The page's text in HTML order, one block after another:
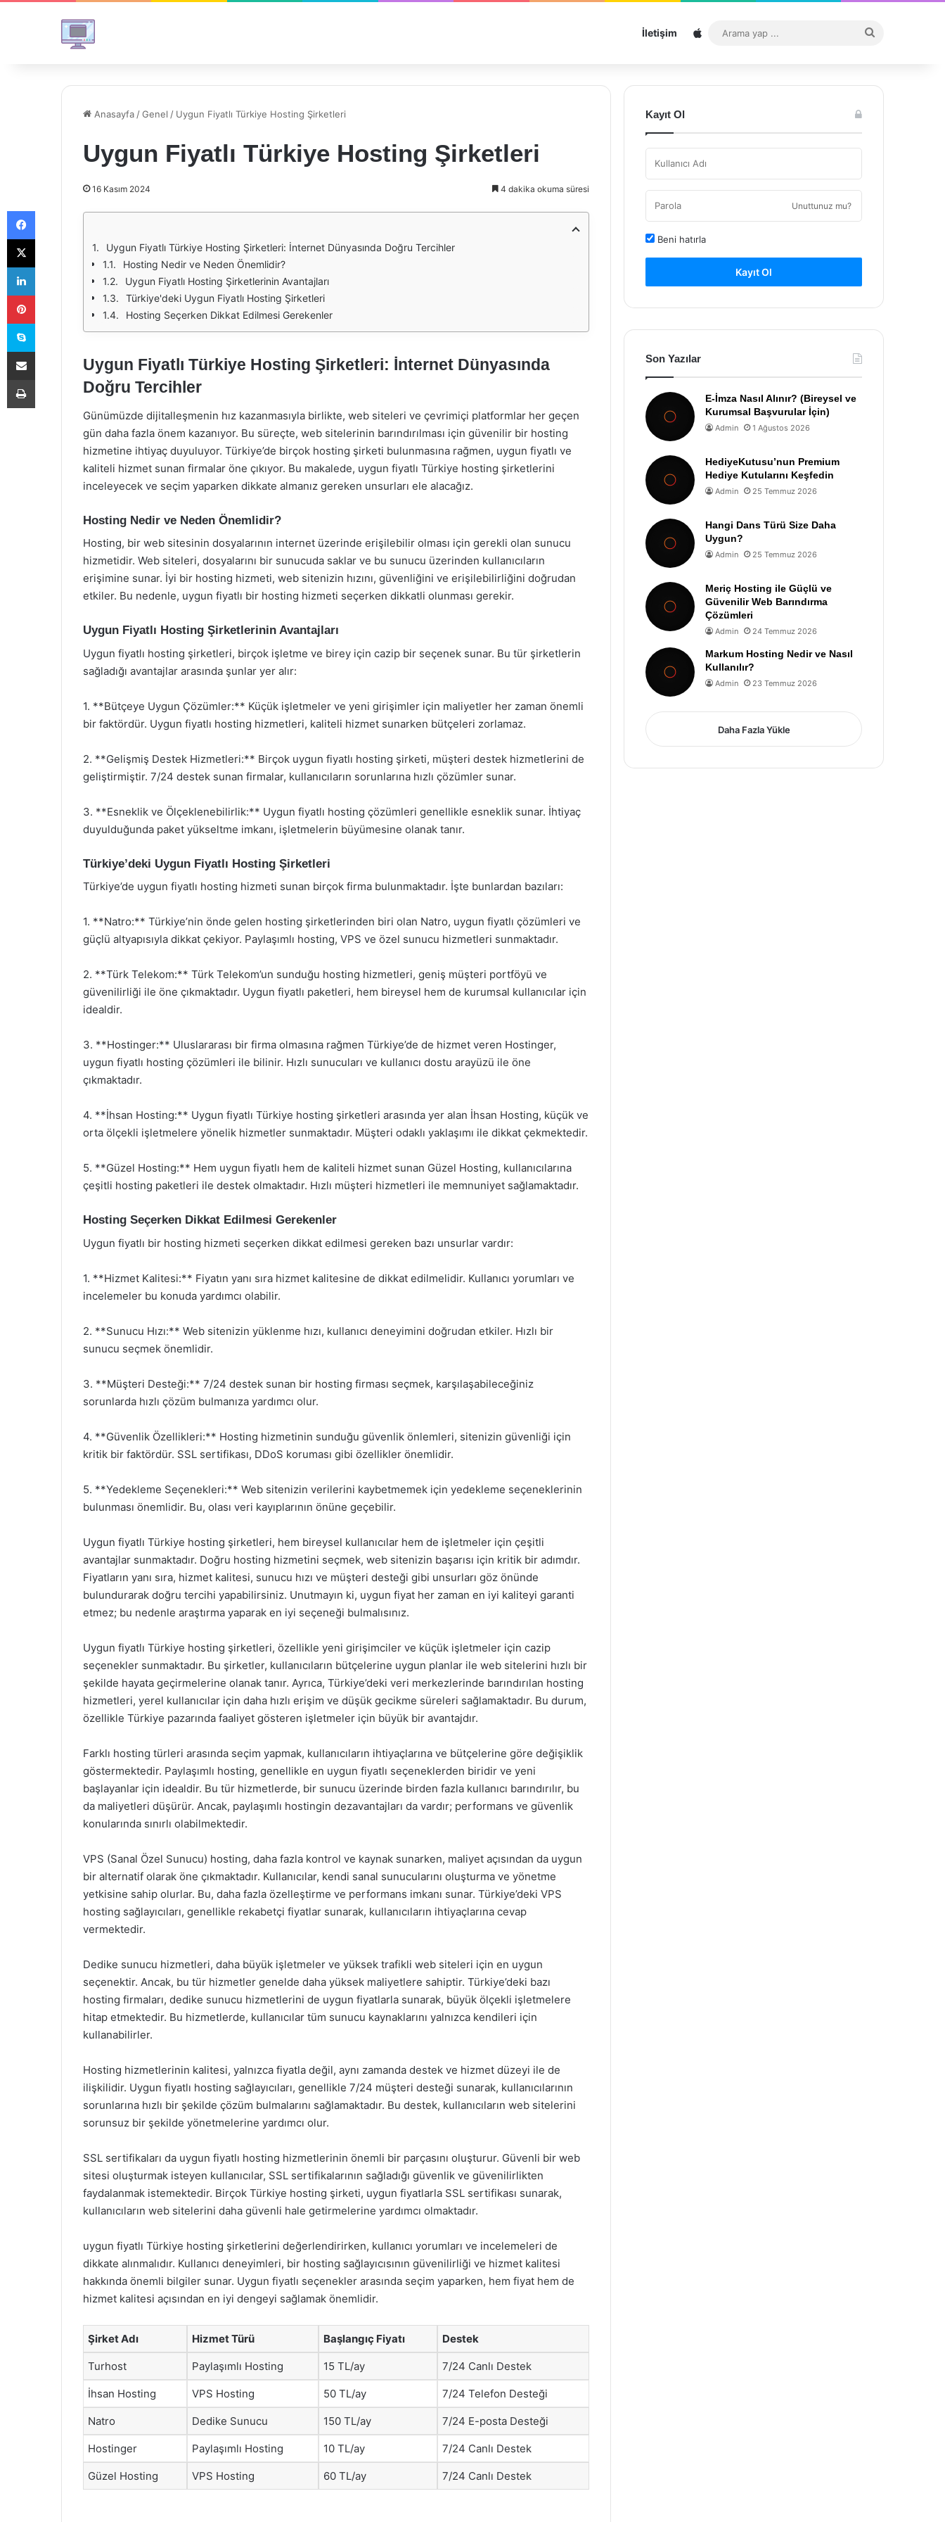
İletişim Sitemap
...
Anasayfa /Genel / Uygun Fiyatlı Türkiye Hosting Şirketleri
Uygun Fiyatlı Türkiye Hosting Şirketleri
16 Kasım 2024 4 dakika okuma süresi
Uygun Fiyatlı Türkiye Hosting Şirketleri: İnternet Dünyasında Doğru Tercihler
Hosting Nedir ve Neden Önemlidir?
Uygun Fiyatlı Hosting Şirketlerinin Avantajları
Türkiye'deki Uygun Fiyatlı Hosting Şirketleri
Hosting Seçerken Dikkat Edilmesi Gerekenler
Uygun Fiyatlı Türkiye Hosting Şirketleri: İnternet Dünyasında
Doğru Tercihler
Günümüzde dijitalleşmenin hız kazanmasıyla birlikte, web siteleri ve çevrimiçi platformlar her geçen
gün daha fazla önem kazanıyor. Bu süreçte, web sitelerinin barındırılması için güvenilir bir hosting
hizmetine ihtiyaç duyuluyor. Türkiye’de birçok hosting şirketi bulunmasına rağmen, uygun fiyatlı ve
kaliteli hizmet sunan firmalar öne çıkıyor. Bu makalede, uygun fiyatlı Türkiye hosting şirketlerini
inceleyecek ve seçim yaparken dikkate almanız gereken unsurları ele alacağız.
Hosting Nedir ve Neden Önemlidir?
Hosting, bir web sitesinin dosyalarının internet üzerinde erişilebilir olması için gerekli olan sunucu
hizmetidir. Web siteleri, dosyalarını bir sunucuda saklar ve bu sunucu üzerinden kullanıcıların
erişimine sunar. İyi bir hosting hizmeti, web sitenizin hızını, güvenliğini ve erişilebilirliğini doğrudan
etkiler. Bu nedenle, uygun fiyatlı bir hosting hizmeti seçerken dikkatli olunması gerekir.
Uygun Fiyatlı Hosting Şirketlerinin Avantajları
Uygun fiyatlı hosting şirketleri, birçok işletme ve birey için cazip bir seçenek sunar. Bu tür şirketlerin
sağladığı avantajlar arasında şunlar yer alır:
1. **Bütçeye Uygun Çözümler:** Küçük işletmeler ve yeni girişimler için maliyetler her zaman önemli
bir faktördür. Uygun fiyatlı hosting hizmetleri, kaliteli hizmet sunarken bütçeleri zorlamaz.
2. **Gelişmiş Destek Hizmetleri:** Birçok uygun fiyatlı hosting şirketi, müşteri destek hizmetlerini de
geliştirmiştir. 7/24 destek sunan firmalar, kullanıcıların sorunlarına hızlı çözümler sunar.
3. **Esneklik ve Ölçeklenebilirlik:** Uygun fiyatlı hosting çözümleri genellikle esneklik sunar. İhtiyaç
duyulduğunda paket yükseltme imkanı, işletmelerin büyümesine olanak tanır.
Türkiye’deki Uygun Fiyatlı Hosting Şirketleri
Türkiye’de uygun fiyatlı hosting hizmeti sunan birçok firma bulunmaktadır. İşte bunlardan bazıları:
1. **Natro:** Türkiye’nin önde gelen hosting şirketlerinden biri olan Natro, uygun fiyatlı çözümleri ve
güçlü altyapısıyla dikkat çekiyor. Paylaşımlı hosting, VPS ve özel sunucu hizmetleri sunmaktadır.
2. **Türk Telekom:** Türk Telekom’un sunduğu hosting hizmetleri, geniş müşteri portföyü ve
güvenilirliği ile öne çıkmaktadır. Uygun fiyatlı paketleri, hem bireysel hem de kurumsal kullanıcılar için
idealdir.
3. **Hostinger:** Uluslararası bir firma olmasına rağmen Türkiye’de de hizmet veren Hostinger,
uygun fiyatlı hosting çözümleri ile bilinir. Hızlı sunucuları ve kullanıcı dostu arayüzü ile öne
çıkmaktadır.
4. **İhsan Hosting:** Uygun fiyatlı Türkiye hosting şirketleri arasında yer alan İhsan Hosting, küçük ve
orta ölçekli işletmelere yönelik hizmetler sunmaktadır. Müşteri odaklı yaklaşımı ile dikkat çekmektedir.
5. **Güzel Hosting:** Hem uygun fiyatlı hem de kaliteli hizmet sunan Güzel Hosting, kullanıcılarına
çeşitli hosting paketleri ile destek olmaktadır. Hızlı müşteri hizmetleri ile memnuniyet sağlamaktadır.
Hosting Seçerken Dikkat Edilmesi Gerekenler
Uygun fiyatlı bir hosting hizmeti seçerken dikkat edilmesi gereken bazı unsurlar vardır:
1. **Hizmet Kalitesi:** Fiyatın yanı sıra hizmet kalitesine de dikkat edilmelidir. Kullanıcı yorumları ve
incelemeler bu konuda yardımcı olabilir.
2. **Sunucu Hızı:** Web sitenizin yüklenme hızı, kullanıcı deneyimini doğrudan etkiler. Hızlı bir
sunucu seçmek önemlidir.
3. **Müşteri Desteği:** 7/24 destek sunan bir hosting firması seçmek, karşılaşabileceğiniz
sorunlarda hızlı çözüm bulmanıza yardımcı olur.
4. **Güvenlik Özellikleri:** Hosting hizmetinin sunduğu güvenlik önlemleri, sitenizin güvenliği için
kritik bir faktördür. SSL sertifikası, DDoS koruması gibi özellikler önemlidir.
5. **Yedekleme Seçenekleri:** Web sitenizin verilerini kaybetmemek için yedekleme seçeneklerinin
bulunması önemlidir. Bu, olası veri kayıplarının önüne geçebilir.
Uygun fiyatlı Türkiye hosting şirketleri, hem bireysel kullanıcılar hem de işletmeler için çeşitli
avantajlar sunmaktadır. Doğru hosting hizmetini seçmek, web sitenizin başarısı için kritik bir adımdır.
Fiyatların yanı sıra, hizmet kalitesi, sunucu hızı ve müşteri desteği gibi unsurları göz önünde
bulundurarak doğru tercihi yapabilirsiniz. Unutmayın ki, uygun fiyat her zaman en iyi kaliteyi garanti
etmez; bu nedenle araştırma yaparak en iyi seçeneği bulmalısınız.
Uygun fiyatlı Türkiye hosting şirketleri, özellikle yeni girişimciler ve küçük işletmeler için cazip
seçenekler sunmaktadır. Bu şirketler, kullanıcıların bütçelerine uygun planlar ile web sitelerini hızlı bir
şekilde hayata geçirmelerine olanak tanır. Ayrıca, Türkiye’deki veri merkezlerinde barındırılan hosting
hizmetleri, yerel kullanıcılar için daha hızlı erişim ve düşük gecikme süreleri sağlamaktadır. Bu durum,
özellikle Türkiye pazarında faaliyet gösteren işletmeler için büyük bir avantajdır.
Farklı hosting türleri arasında seçim yapmak, kullanıcıların ihtiyaçlarına ve bütçelerine göre değişiklik
göstermektedir. Paylaşımlı hosting, genellikle en uygun fiyatlı seçeneklerden biridir ve yeni
başlayanlar için idealdir. Bu tür hizmetlerde, bir sunucu üzerinde birden fazla kullanıcı barındırılır, bu
da maliyetleri düşürür. Ancak, paylaşımlı hostingin dezavantajları da vardır; performans ve güvenlik
konularında sınırlı olabilmektedir.
VPS (Sanal Özel Sunucu) hosting, daha fazla kontrol ve kaynak sunarken, maliyet açısından da uygun
bir alternatif olarak öne çıkmaktadır. Kullanıcılar, kendi sanal sunucularını oluşturma ve yönetme
yetkisine sahip olurlar. Bu, daha fazla özelleştirme ve performans imkanı sunar. Türkiye’deki VPS
hosting sağlayıcıları, genellikle rekabetçi fiyatlar sunarak, kullanıcıların ihtiyaçlarına cevap
vermektedir.
Dedike sunucu hizmetleri, daha büyük işletmeler ve yüksek trafikli web siteleri için en uygun
seçenektir. Ancak, bu tür hizmetler genelde daha yüksek maliyetlere sahiptir. Türkiye’deki bazı
hosting firmaları, dedike sunucu hizmetlerini de uygun fiyatlarla sunarak, büyük ölçekli işletmelere
hitap etmektedir. Bu hizmetlerde, kullanıcılar tüm sunucu kaynaklarını yalnızca kendileri için
kullanabilirler.
Hosting hizmetlerinin kalitesi, yalnızca fiyatla değil, aynı zamanda destek ve hizmet düzeyi ile de
ilişkilidir. Uygun fiyatlı hosting sağlayıcıları, genellikle 7/24 müşteri desteği sunarak, kullanıcılarının
sorunlarına hızlı bir şekilde çözüm bulmalarını sağlamaktadır. Bu destek, kullanıcıların web sitelerini
sorunsuz bir şekilde yönetmelerine yardımcı olur.
SSL sertifikaları da uygun fiyatlı hosting hizmetlerinin önemli bir parçasını oluşturur. Güvenli bir web
sitesi oluşturmak isteyen kullanıcılar, SSL sertifikalarının sağladığı güvenlik ve güvenilirlikten
faydalanmak istemektedir. Birçok Türkiye hosting şirketi, uygun fiyatlarla SSL sertifikası sunarak,
kullanıcıların web sitelerini daha güvenli hale getirmelerine yardımcı olmaktadır.
uygun fiyatlı Türkiye hosting şirketlerini değerlendirirken, kullanıcı yorumları ve incelemeleri de
dikkate alınmalıdır. Kullanıcı deneyimleri, bir hosting sağlayıcısının güvenilirliği ve hizmet kalitesi
hakkında önemli bilgiler sunar. Uygun fiyatlı seçenekler arasında seçim yaparken, hem fiyat hem de
hizmet kalitesi açısından en iyi dengeyi sağlamak önemlidir.
Şirket Adı Hizmet Türü Başlangıç Fiyatı Destek
Turhost Paylaşımlı Hosting 15 TL/ay 7/24 Canlı Destek
İhsan Hosting VPS Hosting 50 TL/ay 7/24 Telefon Desteği
Natro Dedike Sunucu 150 TL/ay 7/24 E-posta Desteği
Hostinger Paylaşımlı Hosting 10 TL/ay 7/24 Canlı Destek
Güzel Hosting VPS Hosting 60 TL/ay 7/24 Canlı Destek
Kayıt Ol
Unuttunuz mu?
Beni hatırla
Kayıt Ol
Son Yazılar
E-İmza Nasıl Alınır? (Bireysel ve
Kurumsal Başvurular İçin)
Admin 1 Ağustos 2026
HediyeKutusu’nun Premium
Hediye Kutularını Keşfedin
Admin 25 Temmuz 2026
Hangi Dans Türü Size Daha
Uygun?
Admin 25 Temmuz 2026
Meriç Hosting ile Güçlü ve
Güvenilir Web Barındırma
Çözümleri
Admin 24 Temmuz 2026
Markum Hosting Nedir ve Nasıl
Kullanılır?
Admin 23 Temmuz 2026
Daha Fazla Yükle
Facebook
X
LinkedIn
Pinterest
Skype
E-Posta ile paylaş